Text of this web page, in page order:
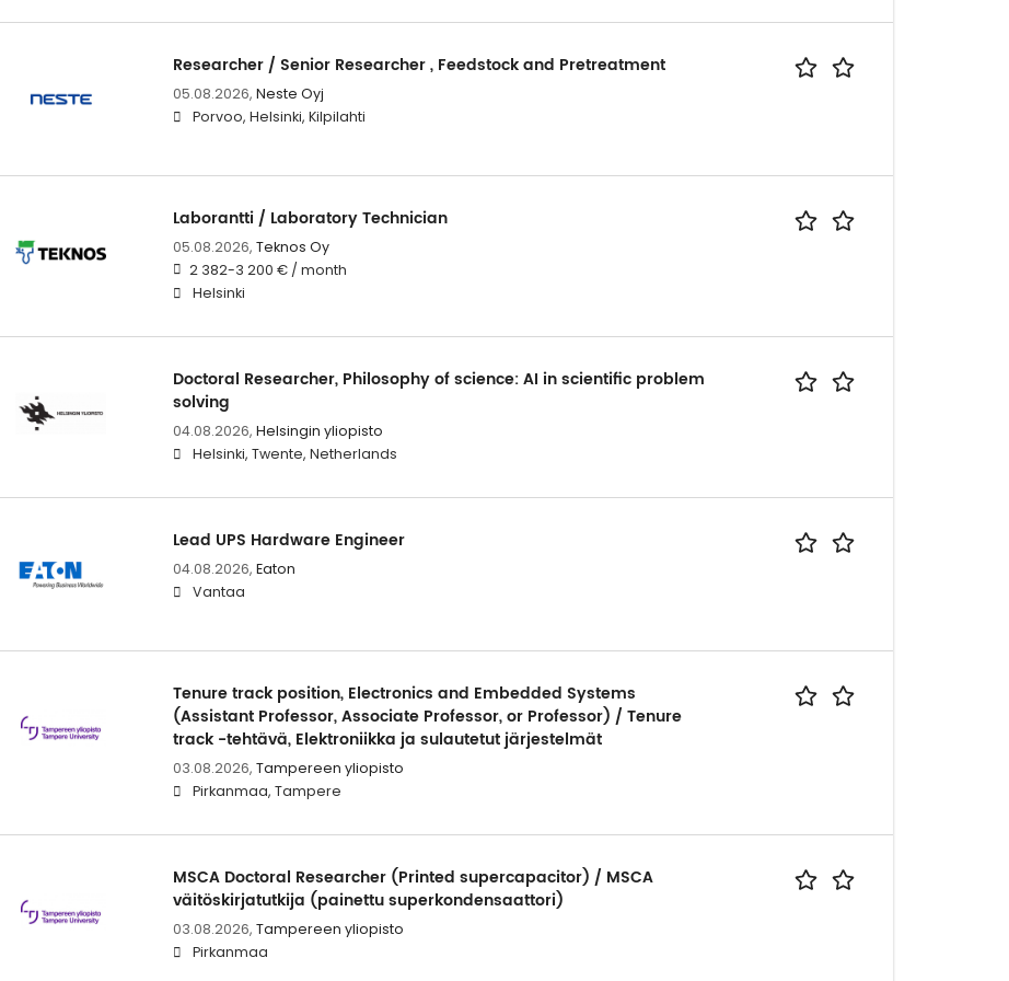
Researcher / Senior Researcher , Feedstock and Pretreatment
05.08.2026, Neste Oyj
Porvoo, Helsinki, Kilpilahti
Laborantti / Laboratory Technician
05.08.2026, Teknos Oy
2 382-3 200 € / month
Helsinki
Doctoral Researcher, Philosophy of science: AI in scientific problem
solving
04.08.2026, Helsingin yliopisto
Helsinki, Twente, Netherlands
Lead UPS Hardware Engineer
04.08.2026, Eaton
Vantaa
Tenure track position, Electronics and Embedded Systems
(Assistant Professor, Associate Professor, or Professor) / Tenure
track -tehtävä, Elektroniikka ja sulautetut järjestelmät
03.08.2026, Tampereen yliopisto
Pirkanmaa, Tampere
MSCA Doctoral Researcher (Printed supercapacitor) / MSCA
väitöskirjatutkija (painettu superkondensaattori)
03.08.2026, Tampereen yliopisto
Pirkanmaa